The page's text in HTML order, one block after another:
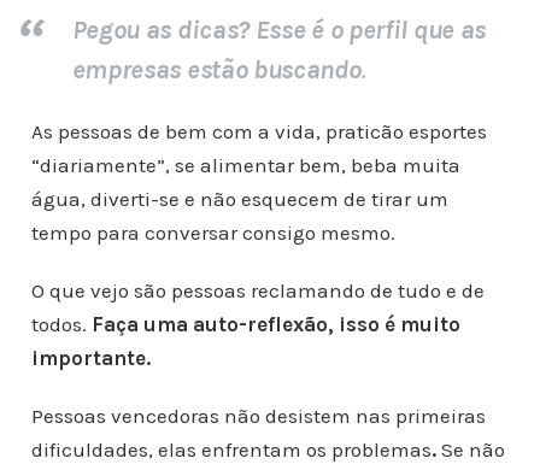
Pegou as dicas? Esse é o perfil que as
empresas estão buscando.
As pessoas de bem com a vida, praticão esportes
“diariamente”, se alimentar bem, beba muita
água, diverti-se e não esquecem de tirar um
tempo para conversar consigo mesmo.
O que vejo são pessoas reclamando de tudo e de
todos. Faça uma auto-reflexão, isso é muito
importante.
Pessoas vencedoras não desistem nas primeiras
dificuldades, elas enfrentam os problemas.Se não